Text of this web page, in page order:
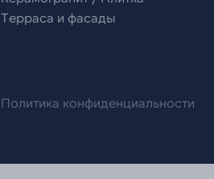
Терраса и фасады
Политика конфиденциальности